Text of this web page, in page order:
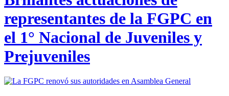
representantes de la FGPC en
el 1° Nacional de Juveniles y
Prejuveniles